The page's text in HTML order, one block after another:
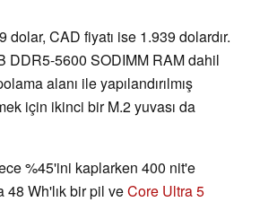
CAD fiyatı ise 1.939 dolardır.
DDR5-5600 SODIMM RAM dahil
alanı ile yapılandırılmış
için ikinci bir M.2 yuvası da
%45'ini kaplarken 400 nit'e
Wh'lık bir pil veCore Ultra 5